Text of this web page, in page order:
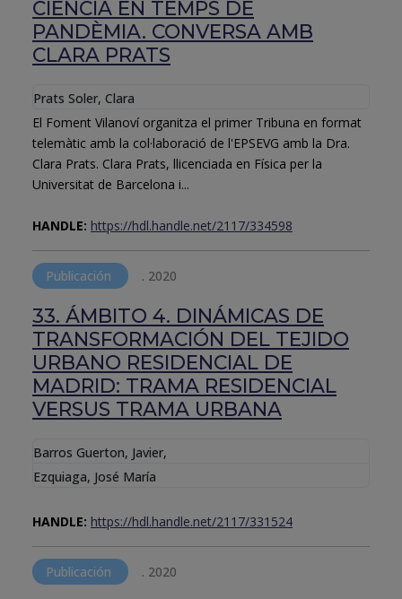
CIÈNCIA EN TEMPS DE
PANDÈMIA. CONVERSA AMB
CLARA PRATS
Prats Soler, Clara
El Foment Vilanoví organitza el primer Tribuna en format
telemàtic amb la col·laboració de l'EPSEVG amb la Dra.
Clara Prats. Clara Prats, llicenciada en Física per la
Universitat de Barcelona i...
HANDLE: https://hdl.handle.net/2117/334598
Publicación . 2020
33. ÁMBITO 4. DINÁMICAS DE
TRANSFORMACIÓN DEL TEJIDO
URBANO RESIDENCIAL DE
MADRID: TRAMA RESIDENCIAL
VERSUS TRAMA URBANA
Barros Guerton, Javier,
Ezquiaga, José María
HANDLE: https://hdl.handle.net/2117/331524
Publicación . 2020